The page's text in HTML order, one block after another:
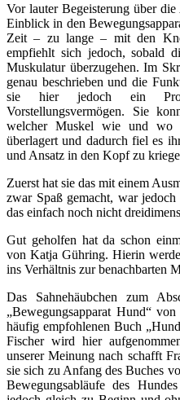
Vor lauter Begeisterung über
Einblick in den
Zeit – zu lange – mit den
empfiehlt sich jedoch, sobald
Muskulatur überzugehen. Im
genau beschrieben und die
sie hier jedoch ein
Vorstellungsvermögen. Sie
welcher Muskel wie und wo
überlagert und dadurch fiel es
und Ansatz in den Kopf zu
Zuerst hat sie das mit einem
zwar Spaß gemacht, war
das einfach noch nicht
Gut geholfen hat da schon
von Katja Gühring. Hierin
ins Verhältnis zur benachbarten
Das Sahnehäubchen zum
„Bewegungsapparat Hund“
häufig empfohlenen Buch
Fischer wird hier
unserer Meinung nach schafft
sie sich zu Anfang des Buches
Bewegungsabläufe des